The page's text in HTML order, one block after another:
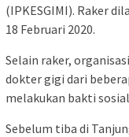
(IPKESGIMI). Raker
18 Februari 2020.
Selain raker,
dokter gigi dari
melakukan bakti
Sebelum tiba di